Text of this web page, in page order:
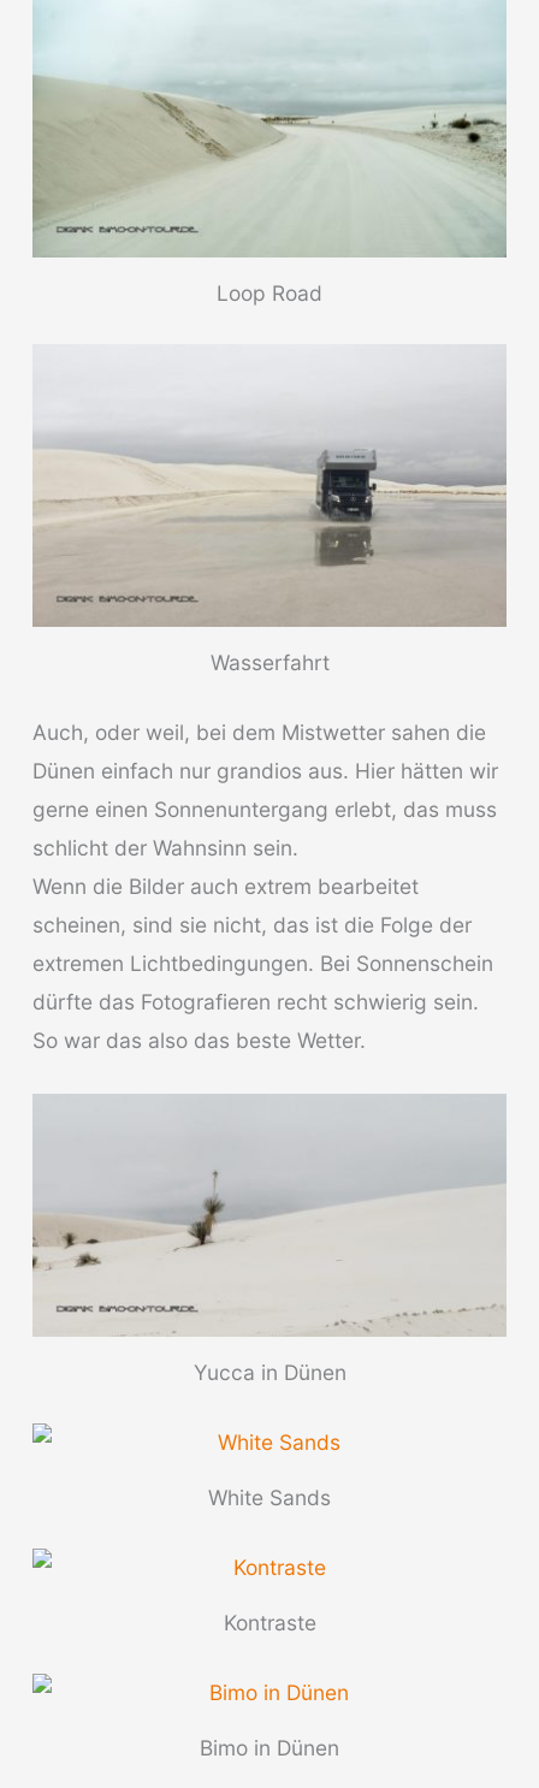
Loop Road
Wasserfahrt
Auch, oder weil, bei dem Mistwetter sahen die
Dünen einfach nur grandios aus. Hier hätten wir
gerne einen Sonnenuntergang erlebt, das muss
schlicht der Wahnsinn sein.
Wenn die Bilder auch extrem bearbeitet
scheinen, sind sie nicht, das ist die Folge der
extremen Lichtbedingungen. Bei Sonnenschein
dürfte das Fotografieren recht schwierig sein.
So war das also das beste Wetter.
Yucca in Dünen
White Sands
Kontraste
Bimo in Dünen